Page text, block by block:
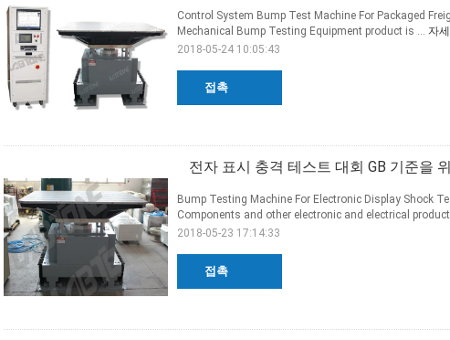
접촉
Control System Bump Test Machine For Packaged
Mechanical Bump Testing Equipment product is ... 자
2018-05-24 10:05:43
전자 표시 충격 테스트 대회 GB 기준을
접촉
Bump Testing Machine For Electronic Display Shock
Components and other electronic and electrical
2018-05-23 17:14:33